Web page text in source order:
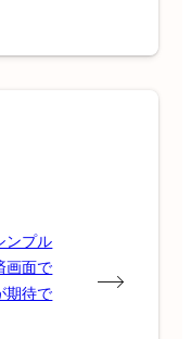
ンプル
画面で
期待で